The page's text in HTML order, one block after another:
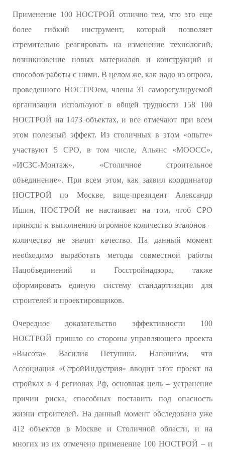
Применение 100 НОСТРОЙ отлично тем, что это еще
более гибкий инструмент, который позволяет
стремительно реагировать на изменение технологий,
возникновение новых материалов и конструкций и
способов работы с ними. В целом же, как надо из опроса,
проведенного НОСТРОем, члены 31 саморегулируемой
организации используют в общей трудности 158 100
НОСТРОЙ на 1473 объектах, и все отмечают при всем
этом полезный эффект. Из столичных в этом «опыте»
участвуют 5 СРО, в том числе, Альянс «МООСС»,
«ИСЗС-Монтаж», «Столичное строительное
объединение». При всем этом, как заявил координатор
НОСТРОЙ по Москве, вице-президент Александр
Ишин, НОСТРОЙ не настаивает на том, чтоб СРО
приняли к выполнению огромное количество эталонов –
количество не значит качество. На данный момент
необходимо выработать методы совместной работы
Нацобъединений и Госстройнадзора, также
сформировать единую систему стандартизации для
строителей и проектировщиков.
Очередное доказательство эффективности 100
НОСТРОЙ пришло со стороны управляющего проекта
«Высота» Василия Петунина. Напонимм, что
Ассоциация «СтройИндустрия» вводит этот проект на
стройках в 4 регионах Рф, основная цель – устранение
причин риска, способных поставить под опасность
жизни строителей. На данный момент обследовано уже
412 объектов в Москве и Столичной области, и на
многих из их отмечено применение 100 НОСТРОЙ – и